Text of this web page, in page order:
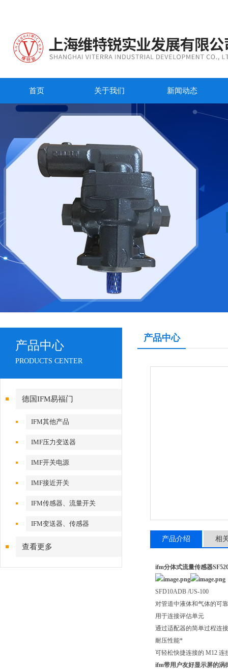
首页 关于我们 新闻动态
产品中心
PRODUCTS CENTER
德国IFM易福门
IFM其他产品
IMF压力变送器
IMF开关电源
IMF接近开关
IFM传感器、流量开关
IFM变送器、传感器
查看更多
产品中心
产品介绍 相
ifm分体式流量传感器
SFD10ADB /US-100
对管道中液体和气体的可
用于连接评估单元
通过适配器的简单过程连接
耐压性能*
可轻松快捷连接的 M12 连
ifm带用户友好显示屏的涡